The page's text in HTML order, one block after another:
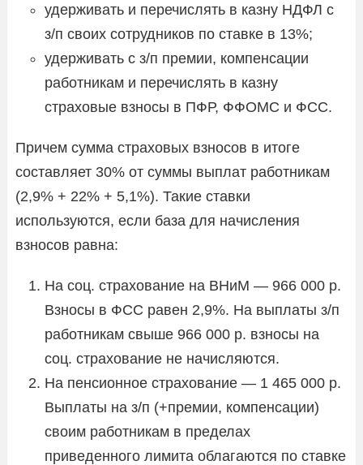
удерживать и перечислять в казну НДФЛ с
з/п своих сотрудников по ставке в 13%;
удерживать с з/п премии, компенсации
работникам и перечислять в казну
страховые взносы в ПФР, ФФОМС и ФСС.
Причем сумма страховых взносов в итоге
составляет 30% от суммы выплат работникам
(2,9% + 22% + 5,1%). Такие ставки
используются, если база для начисления
взносов равна:
На соц. страхование на ВНиМ — 966 000 р.
Взносы в ФСС равен 2,9%. На выплаты з/п
работникам свыше 966 000 р. взносы на
соц. страхование не начисляются.
На пенсионное страхование — 1 465 000 р.
Выплаты на з/п (+премии, компенсации)
своим работникам в пределах
приведенного лимита облагаются по ставке